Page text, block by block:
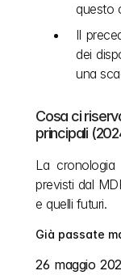
questo
Il
dei
una
Cosa ci
principali
La cronologia
previsti dal
e quelli futuri.
Già passate
26 maggio